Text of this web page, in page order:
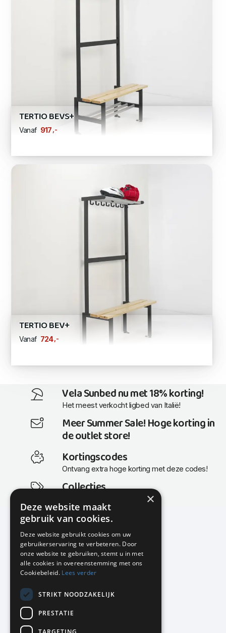
TERTIO BEVS+
Vanaf 917 ,-
TERTIO BEV+
Vanaf 724 ,-
Vela Sunbed nu met 18% korting!
Het meest verkocht ligbed van Italië!
Meer Summer Sale! Hoge korting in
de outlet store!
Kortingscodes
Ontvang extra hoge korting met deze codes!
Collecties
Actuele en populaire collecties
KMP Kantoormeubilair
Airport Business Park
Frankfurtstraat 29-31
1175 RH Lijnden
020-617 01 26
info@kmpkantoormeubilair.nl
Facebook
×
Deze website maakt
gebruik van cookies.
Deze website gebruikt cookies om uw
gebruikerservaring te verbeteren. Door
onze website te gebruiken, stemt u in met
alle cookies in overeenstemming met ons
Cookiebeleid. Lees verder
STRIKT NOODZAKELIJK
PRESTATIE